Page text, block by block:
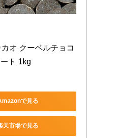
オ クーベルチョコ
ト 1kg
で見る
天市場で見る